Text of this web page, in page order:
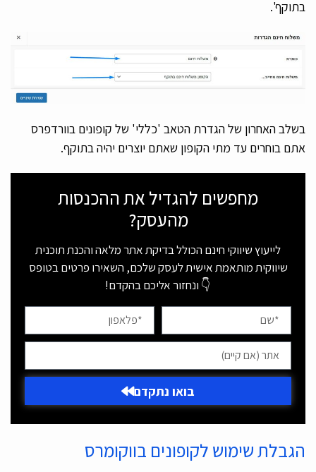
בתוקף'.
בשלב האחרון של הגדרת הטאב 'כללי' של קופונים בוורדפרס
אתם בוחרים עד מתי הקופון שאתם יוצרים יהיה בתוקף.
מחפשים להגדיל את ההכנסות
מהעסק?
לייעוץ שיווקי חינם הכולל בדיקת אתר מלאה והכנת תוכנית
שיווקית מותאמת אישית לעסק שלכם, השאירו פרטים בטופס
👇 ונחזור אליכם בהקדם!
בואו נתקדם
הגבלת שימוש לקופונים בווקומרס